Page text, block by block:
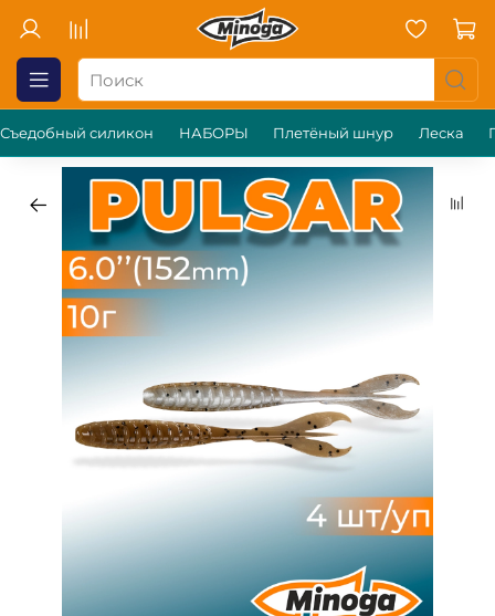
Съедобный силикон НАБОРЫ Плетёный шнур Леска